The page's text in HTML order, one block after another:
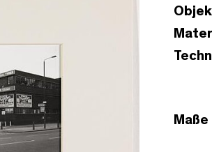
Maße